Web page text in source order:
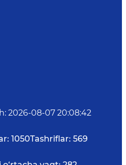
: 2026-08-07 20:08:42
1050Tashriflar: 569